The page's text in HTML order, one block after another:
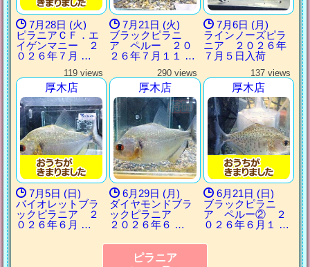
7月28日 (火)
ピラニアＣＦ．エ
イゲンマニー ２
０２６年７月 …
7月21日 (火)
ブラックピラニ
ア ペルー ２０
２６年７月１１ …
7月6日 (月)
ラインノーズピラ
ニア ２０２６年
７月５日入荷
119 views
厚木店
7月5日 (日)
バイオレットブラ
ックピラニア ２
０２６年６月 …
290 views
厚木店
6月29日 (月)
ダイヤモンドブラ
ックピラニア
２０２６年６ …
137 views
厚木店
6月21日 (日)
ブラックピラニ
ア ペルー② ２
０２６年６月１ …
ピラニア